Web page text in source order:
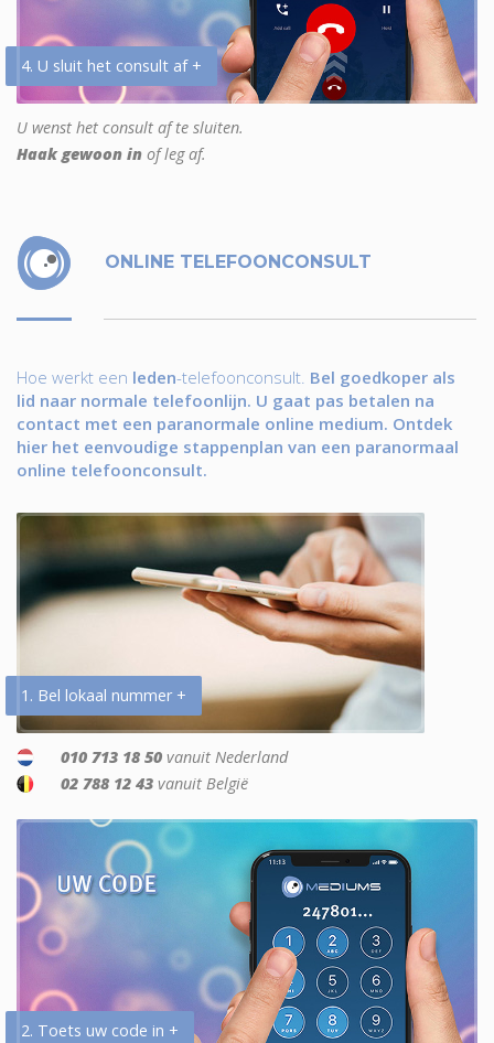
4. U sluit het consult af +
U wenst het consult af te sluiten.
Haak gewoon in of leg af.
ONLINE TELEFOONCONSULT
Hoe werkt een leden-telefoonconsult. Bel goedkoper als
lid naar normale telefoonlijn. U gaat pas betalen na
contact met een paranormale online medium. Ontdek
hier het eenvoudige stappenplan van een paranormaal
online telefoonconsult.
1. Bel lokaal nummer +
010 713 18 50 vanuit Nederland
02 788 12 43 vanuit België
2. Toets uw code in +